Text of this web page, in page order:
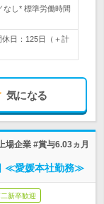
なし* 標準労働時間
日：125日（＋計
気になる
場企業 #賞与6.03ヵ月
≪愛媛本社勤務≫
新卒歓迎